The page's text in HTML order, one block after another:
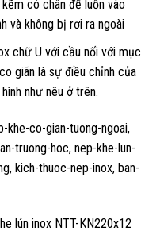
có chân để luồn vào
và không bị rơi ra ngoài
chữ U với cầu nối với mục
giãn là sự điều chỉnh của
như nêu ở trên.
lún inox NTT-KN220x12